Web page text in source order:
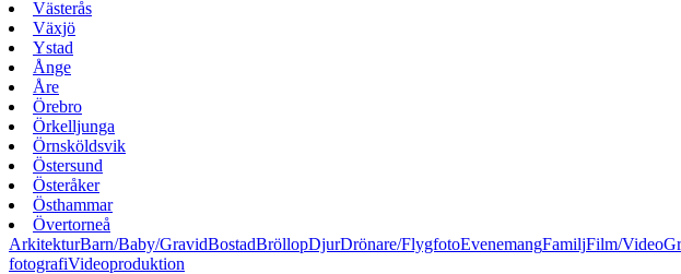
Västerås
Växjö
Ystad
Ånge
Åre
Örebro
Örkelljunga
Örnsköldsvik
Östersund
Österåker
Östhammar
Övertorneå
ArkitekturBarn/Baby/GravidBostadBröllopDjurDrönare/FlygfotoEvenemangFamiljFilm/Video
fotografiVideoproduktion